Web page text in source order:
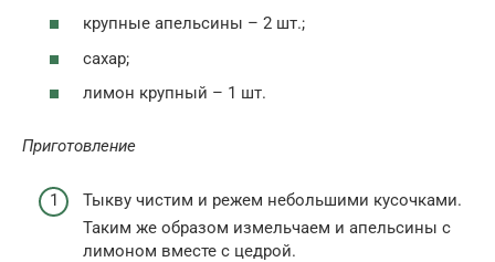
крупные апельсины – 2 шт.;
сахар;
лимон крупный – 1 шт.
Приготовление
Тыкву чистим и режем небольшими кусочками.
Таким же образом измельчаем и апельсины с
лимоном вместе с цедрой.